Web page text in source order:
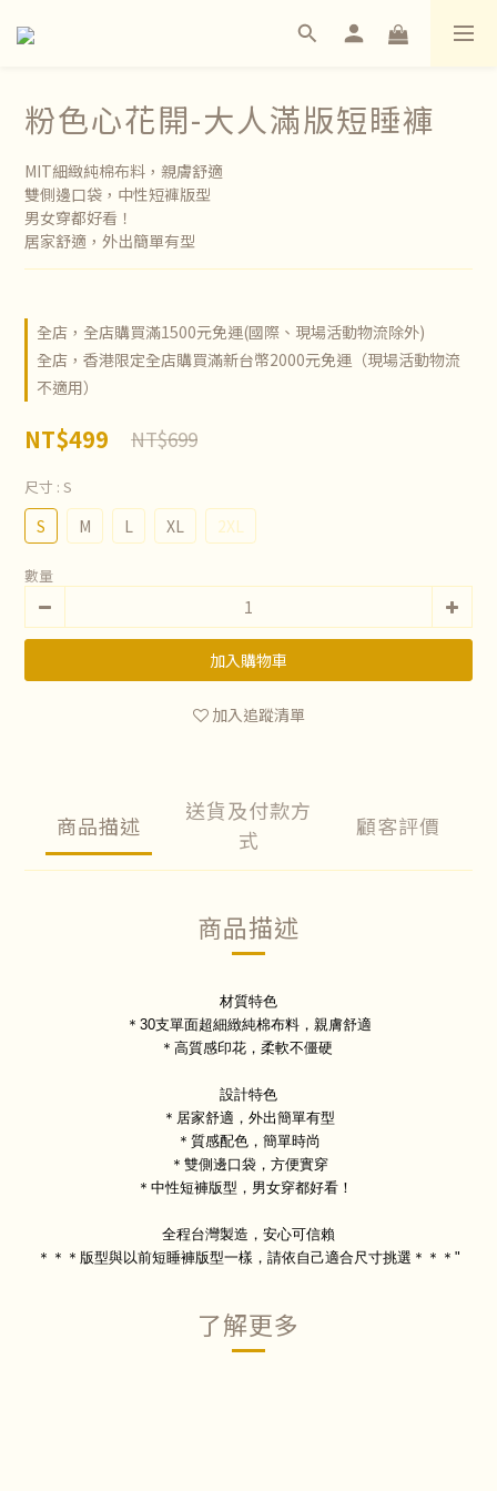
粉色心花開-大人滿版短睡褲
MIT細緻純棉布料，親膚舒適
雙側邊口袋，中性短褲版型
男女穿都好看！
居家舒適，外出簡單有型
全店，全店購買滿1500元免運(國際、現場活動物流除外)
全店，香港限定全店購買滿新台幣2000元免運（現場活動物流
不適用）
NT$499 NT$699
尺寸 : S
S M L XL 2XL
數量
加入購物車
加入追蹤清單
商品描述
送貨及付款方
式
顧客評價
商品描述
材質特色
＊30支單面超細緻純棉布料，親膚舒適
＊高質感印花，柔軟不僵硬
設計特色
＊居家舒適，外出簡單有型
＊質感配色，簡單時尚
＊雙側邊口袋，方便實穿
＊中性短褲版型，男女穿都好看！
全程台灣製造，安心可信賴
＊＊＊版型與以前短睡褲版型一樣，請依自己適合尺寸挑選＊＊＊"
了解更多